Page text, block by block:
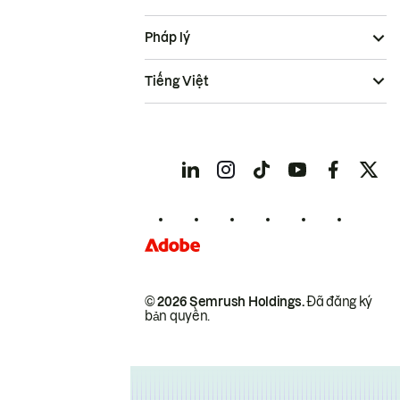
© 2026 Semrush Holdings.Đã đăng ký
bản quyền.
Pháp lý
Tiếng Việt